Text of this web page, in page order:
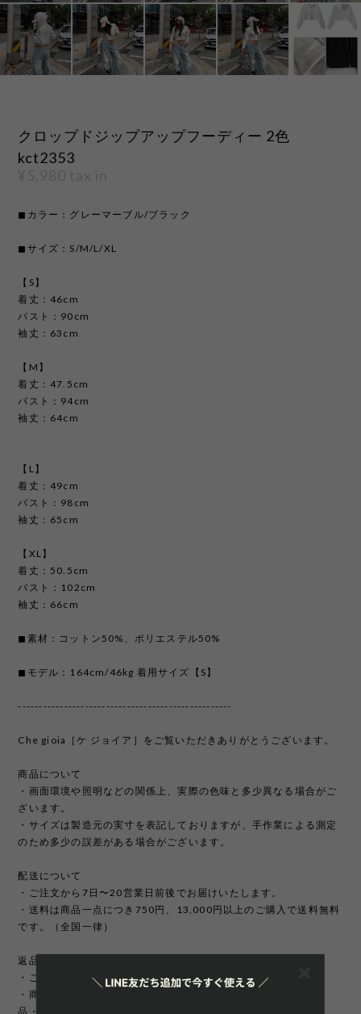
クロップドジップアップフーディー 2色
kct2353
◼︎カラー：グレーマーブル/ブラック
◼︎サイズ：S/M/L/XL
【S】
着丈：46cm
バスト：90cm
袖丈：63cm
【M】
着丈：47.5cm
バスト：94cm
袖丈：64cm
【L】
着丈：49cm
バスト：98cm
袖丈：65cm
【XL】
着丈：50.5cm
バスト：102cm
袖丈：66cm
◼︎素材：コットン50%、ポリエステル50%
◼︎モデル：164cm/46kg 着用サイズ【S】
---------------------------------------------------
Che gioia［ケ ジョイア］をご覧いただきありがとうございます。
商品について
・画面環境や照明などの関係上、実際の色味と多少異なる場合がご
ざいます。
・サイズは製造元の実寸を表記しておりますが、手作業による測定
のため多少の誤差がある場合がございます。
配送について
・ご注文から7日〜20営業日前後でお届けいたします。
・送料は商品一点につき750円、13,000円以上のご購入で送料無料
です。（全国一律）
返品/交換/キャンセルについて
・ご注文完了後の変更、キャンセルは承っておりません。
・商品のイメージ違いやサイズ違いなどお客様のご都合による返
品・交換はお受け致しかねます。